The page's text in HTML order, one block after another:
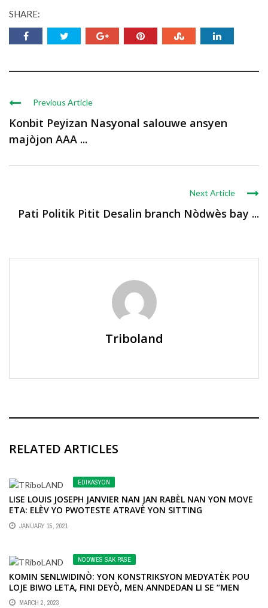
SHARE:
Previous Article
Konbit Peyizan Nasyonal salouwe ansyen
majòjon AAA ...
Next Article
Pati Politik Pitit Desalin branch Nòdwès bay ...
Triboland
RELATED ARTICLES
EDIKASYON
LISE LOUIS JOSEPH JANVIER NAN JAN RABÈL NAN YON MOVE
ETA: ELÈV YO PWOTESTE ATRAVÈ YON SITTING
JANUARY 15, 2021
NODWES SAK PASE
KOMIN SENLWIDINÒ: YON KONSTRIKSYON MEDYATÈK POU
LOJE BIWO LETA, FINI DEYÒ, MEN ANNDEDAN LI SE “MEN
NAN MACHWÈ”.
MARCH 2, 2023